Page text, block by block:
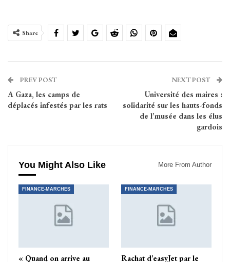
Share
PREV POST
A Gaza, les camps de
déplacés infestés par les rats
NEXT POST
Université des maires :
solidarité sur les hauts-fonds
de l’musée dans les élus
gardois
You Might Also Like More From Author
FINANCE-MARCHES
« Quand on arrive au
FINANCE-MARCHES
Rachat d’easyJet par le